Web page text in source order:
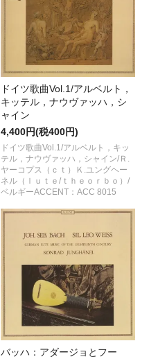
ドイツ歌曲Vol.1/アルベルト，
キッテル，ナウヴァッハ，シ
ャイン
4,400円(税400円)
ドイツ歌曲Vol.1/アルベルト，キッ
テル，ナウヴァッハ，シャイン/Ｒ.
ヤーコプス（ｃｔ）Ｋ.ユングヘー
ネル（ｌｕｔｅ/ｔｈｅｏｒｂｏ）/
ベルギーACCENT：ACC 8015
バッハ：アダージョとフー